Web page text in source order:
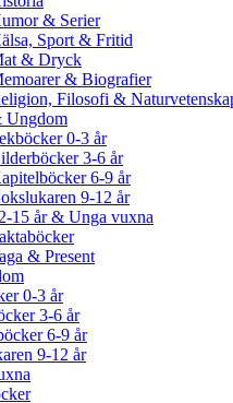
& Serier
Sport & Fritid
& Dryck
& Biografier
Filosofi &
Ungdom
0-3 år
3-6 år
6-9 år
9-12 år
15 år & Unga vuxna
& Present
0-3 år
3-6 år
6-9 år
9-12 år